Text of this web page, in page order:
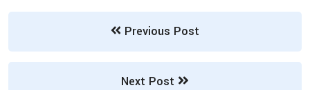
Previous Post
Next Post